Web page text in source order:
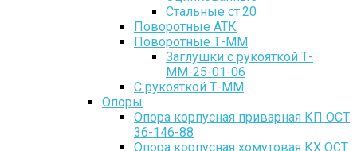
Стальные ст.20
Поворотные АТК
Поворотные Т-ММ
Заглушки с рукояткой Т-
ММ-25-01-06
С рукояткой Т-ММ
Опоры
Опора корпусная приварная КП ОСТ
36-146-88
Опора корпусная хомутовая КХ ОСТ